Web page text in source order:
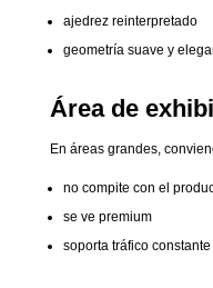
ajedrez reinterpretado
geometría suave y
Área de
En áreas grandes,
no compite con el
se ve premium
soporta tráfico constante